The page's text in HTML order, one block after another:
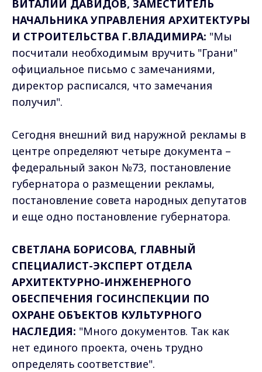
ВИТАЛИЙ ДАВИДОВ, ЗАМЕСТИТЕЛЬ
НАЧАЛЬНИКА УПРАВЛЕНИЯ АРХИТЕКТУРЫ
И СТРОИТЕЛЬСТВА Г.ВЛАДИМИРА: "Мы
посчитали необходимым вручить "Грани"
официальное письмо с замечаниями,
директор расписался, что замечания
получил".
Сегодня внешний вид наружной рекламы в
центре определяют четыре документа –
федеральный закон №73, постановление
губернатора о размещении рекламы,
постановление совета народных депутатов
и еще одно постановление губернатора.
СВЕТЛАНА БОРИСОВА, ГЛАВНЫЙ
СПЕЦИАЛИСТ-ЭКСПЕРТ ОТДЕЛА
АРХИТЕКТУРНО-ИНЖЕНЕРНОГО
ОБЕСПЕЧЕНИЯ ГОСИНСПЕКЦИИ ПО
ОХРАНЕ ОБЪЕКТОВ КУЛЬТУРНОГО
НАСЛЕДИЯ: "Много документов. Так как
нет единого проекта, очень трудно
определять соответствие".